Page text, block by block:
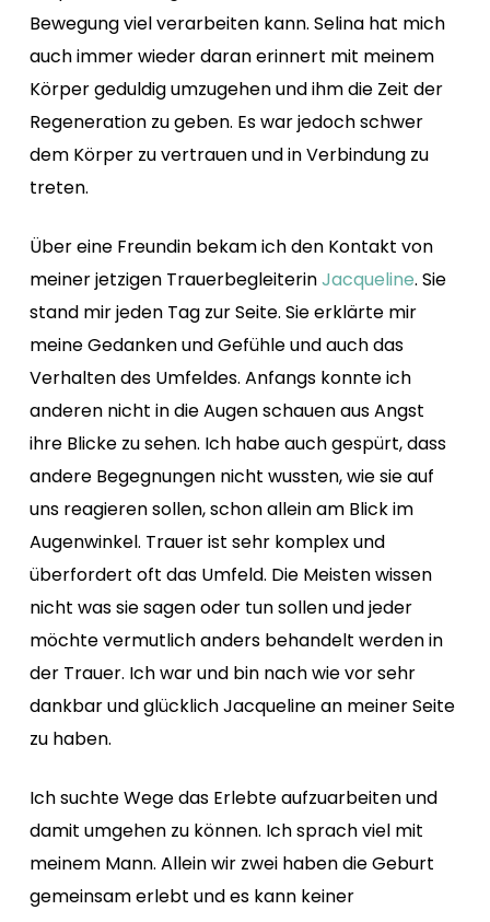
Bewegung viel verarbeiten kann. Selina hat mich
auch immer wieder daran erinnert mit meinem
Körper geduldig umzugehen und ihm die Zeit der
Regeneration zu geben. Es war jedoch schwer
dem Körper zu vertrauen und in Verbindung zu
treten.
Über eine Freundin bekam ich den Kontakt von
meiner jetzigen TrauerbegleiterinJacqueline. Sie
stand mir jeden Tag zur Seite. Sie erklärte mir
meine Gedanken und Gefühle und auch das
Verhalten des Umfeldes. Anfangs konnte ich
anderen nicht in die Augen schauen aus Angst
ihre Blicke zu sehen. Ich habe auch gespürt, dass
andere Begegnungen nicht wussten, wie sie auf
uns reagieren sollen, schon allein am Blick im
Augenwinkel. Trauer ist sehr komplex und
überfordert oft das Umfeld. Die Meisten wissen
nicht was sie sagen oder tun sollen und jeder
möchte vermutlich anders behandelt werden in
der Trauer. Ich war und bin nach wie vor sehr
dankbar und glücklich Jacqueline an meiner Seite
zu haben.
Ich suchte Wege das Erlebte aufzuarbeiten und
damit umgehen zu können. Ich sprach viel mit
meinem Mann. Allein wir zwei haben die Geburt
gemeinsam erlebt und es kann keiner